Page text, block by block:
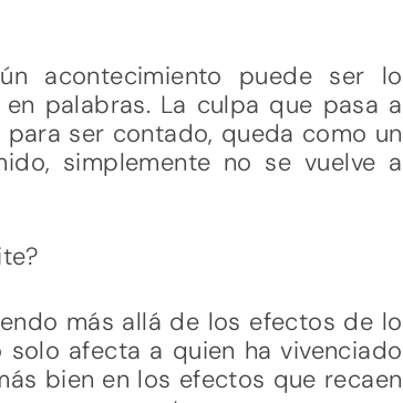
acontecimiento puede ser lo
palabras. La culpa que pasa a
ser contado, queda como un
simplemente no se vuelve a
más allá de los efectos de lo
afecta a quien ha vivenciado
bien en los efectos que recaen